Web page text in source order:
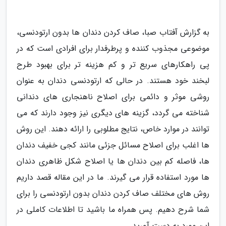
به گزارش آفتاب صبا، صاف کردن دندان ها بدون ارتودنسی،
موضوعی مجذوب کننده و پرطرفدار برای افرادی است که در
پی راهکارهای سریع تر و کم هزینه تر برای بهبود طرح
لبخند خود هستند. در حالی که ارتودنسی دندان به عنوان
روشی موثر و دائمی برای اصلاح ناهنجاری های دندانی
شناخته می گردد، گزینه های دیگری نیز وجود دارند که می
توانند در موارد خاص، نتایج مطلوبی را ارائه دهند. این روش
ها اغلب برای اصلاح مسائل جزئی مانند کجی خفیف دندان
ها، فاصله کم بین دندان ها یا اصلاح شکل ظاهری دندان
ها مورد استفاده قرار می گیرند. ما در این مقاله قصد داریم
روش های مختلف صاف کردن دندان بدون ارتودنسی را برای
شما شرح دهیم. پس همراه ما باشید تا اطلاعات کاملی در